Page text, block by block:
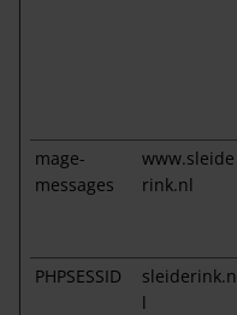
mage-
messages
www.sleide
rink.nl
PHPSESSID
sleiderink.n
l